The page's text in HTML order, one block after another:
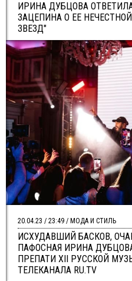
ИРИНА ДУБЦОВА
ЗАЦЕПИНА О ЕЕ
ЗВЕЗД"
ИСХУДАВШИЙ БАСКОВ,
ПАФОСНАЯ ИРИНА
ПРЕПАТИ XII РУССКОЙ
ТЕЛЕКАНАЛА RU.TV
20.04.23 / 23:49 / МОДА И СТИЛЬ